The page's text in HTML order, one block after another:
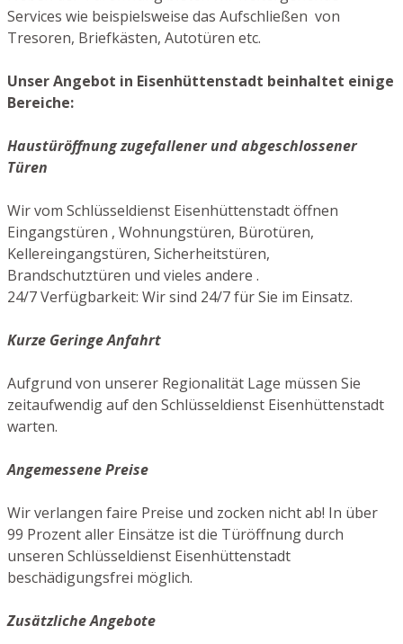
Services wie beispielsweise das Aufschließen von
Tresoren, Briefkästen, Autotüren etc.
Unser Angebot in Eisenhüttenstadt beinhaltet einige
Bereiche:
Haustüröffnung zugefallener und abgeschlossener
Türen
Wir vom Schlüsseldienst Eisenhüttenstadt öffnen
Eingangstüren , Wohnungstüren, Bürotüren,
Kellereingangstüren, Sicherheitstüren,
Brandschutztüren und vieles andere .
24/7 Verfügbarkeit: Wir sind 24/7 für Sie im Einsatz.
Kurze Geringe Anfahrt
Aufgrund von unserer Regionalität Lage müssen Sie
zeitaufwendig auf den Schlüsseldienst Eisenhüttenstadt
warten.
Angemessene Preise
Wir verlangen faire Preise und zocken nicht ab! In über
99 Prozent aller Einsätze ist die Türöffnung durch
unseren Schlüsseldienst Eisenhüttenstadt
beschädigungsfrei möglich.
Zusätzliche Angebote